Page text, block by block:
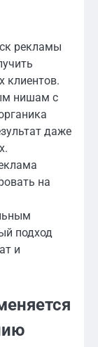
рекламы
клиентов.
нишам с
даже
на
подход
и